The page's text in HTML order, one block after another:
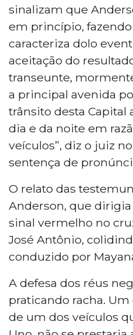
sinalizam que
em princípio, fazendo
caracteriza dolo
aceitação do
transeunte,
a principal avenida
trânsito desta Capital
dia e da noite em
veículos”, diz o juiz
sentença de
O relato das
Anderson, que
sinal vermelho no
José Antônio,
conduzido por
A defesa dos réus
praticando racha.
de um dos veículos